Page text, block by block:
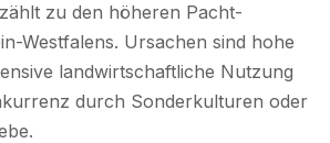
zu den höheren Pacht-
Westfalens. Ursachen sind hohe
landwirtschaftliche Nutzung
durch Sonderkulturen oder